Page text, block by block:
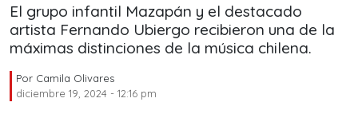
El grupo infantil Mazapán y el destacado
artista Fernando Ubiergo recibieron una de la
máximas distinciones de la música chilena.
Por Camila Olivares
diciembre 19, 2024 - 12:16 pm